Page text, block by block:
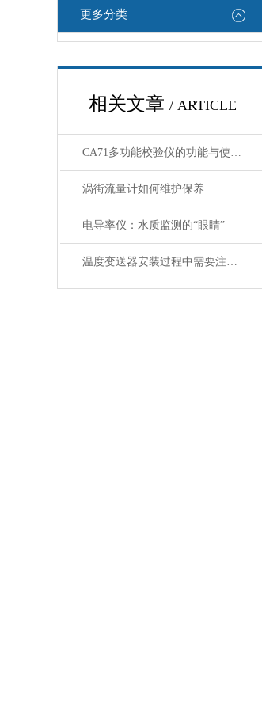
更多分类
相关文章 / ARTICLE
CA71多功能校验仪的功能与使用指南
涡街流量计如何维护保养
电导率仪：水质监测的“眼睛”
温度变送器安装过程中需要注意哪些细节